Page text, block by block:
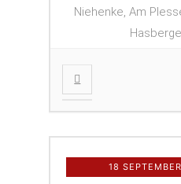
Niehenke, Am
18